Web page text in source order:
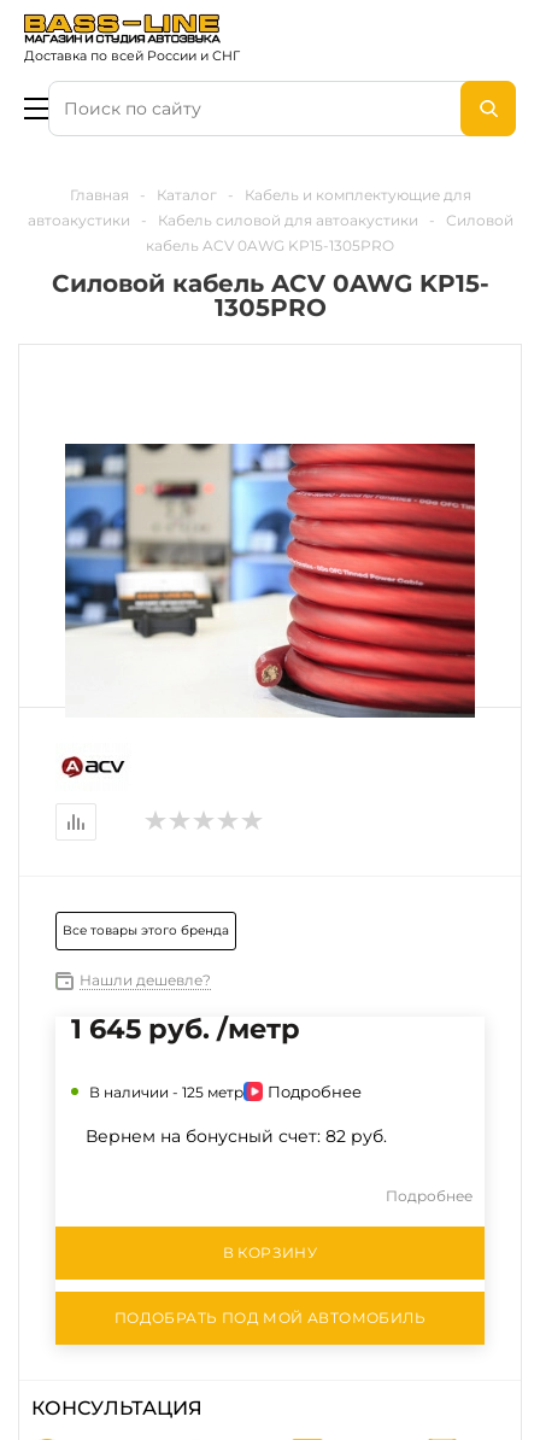
Доставка по всей России и СНГ
Главная - Каталог -
Кабель и комплектующие для
автоакустики
- Кабель силовой для автоакустики -
Силовой
кабель ACV 0AWG KP15-1305PRO
Силовой кабель ACV 0AWG KP15-
1305PRO
Все товары этого бренда
Нашли дешевле?
1 645 руб. /метр
В наличии - 125 метр Подробнее
Вернем на бонусный счет: 82 руб.
Подробнее
В КОРЗИНУ
ПОДОБРАТЬ ПОД МОЙ АВТОМОБИЛЬ
КОНСУЛЬТАЦИЯ